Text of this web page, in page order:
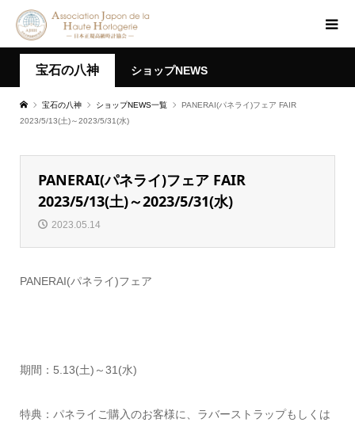
宝石の八神 ショップNEWS
宝石の八神 ショップNEWS一覧
PANERAI(パネライ)フェア FAIR
2023/5/13(土)～2023/5/31(水)
PANERAI(パネライ)フェア FAIR
2023/5/13(土)～2023/5/31(水)
2023.05.14
PANERAI(パネライ)フェア
期間：5.13(土)～31(水)
特典：パネライご購入のお客様に、ラバーストラップもしくは